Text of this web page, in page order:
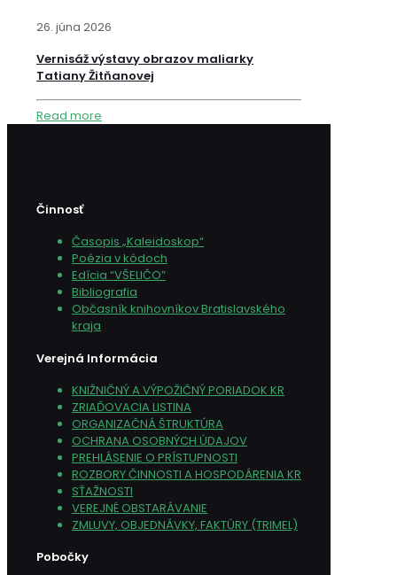
26. júna 2026
Vernisáž výstavy obrazov maliarky
Tatiany Žitňanovej
Read more
Činnosť
Časopis „Kaleidoskop“
Poézia v kódoch
Edícia “VŠELIČO”
Bibliografia
Občasník knihovníkov Bratislavského
kraja
Verejná Informácia
KNIŽNIČNÝ A VÝPOŽIČNÝ PORIADOK KR
ZRIAĎOVACIA LISTINA
ORGANIZAČNÁ ŠTRUKTÚRA
OCHRANA OSOBNÝCH ÚDAJOV
PREHLÁSENIE O PRÍSTUPNOSTI
ROZBORY ČINNOSTI A HOSPODÁRENIA KR
SŤAŽNOSTI
VEREJNÉ OBSTARÁVANIE
ZMLUVY, OBJEDNÁVKY, FAKTÚRY (TRIMEL)
Pobočky